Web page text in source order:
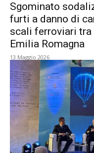
Sgominato
furti a danno di
scali ferroviari tra
Emilia Romagna
13 Maggio 2026